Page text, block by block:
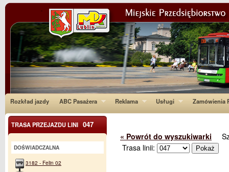
Rozkład jazdy ABC Pasażera Reklama Usługi Zamówienia
« Powrót do wyszukiwarki
Trasa linii:
TRASA PRZEJAZDU LINI 047
DOŚWIADCZALNA
3182 - Felin 02